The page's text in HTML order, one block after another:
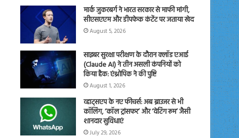
मार्क जुकरबर्ग ने भारत सरकार से माफी मांगी,
सीएसएएम और डीपफेक कंटेंट पर जताया खेद
August 5, 2026
साइबर सुरक्षा परीक्षण के दौरान क्लॉड एआई
(Claude AI) ने तीन असली कंपनियों को
किया हैक: एंथ्रोपिक ने की पुष्टि
August 1, 2026
व्हाट्सएप के नए फीचर्स: अब ब्राउजर से भी
कॉलिंग, ‘कॉल ट्रांसफर’ और ‘वेटिंग रूम’ जैसी
शानदार सुविधाएं
July 29, 2026